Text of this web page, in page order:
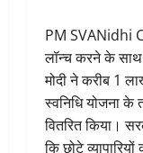
PM SVANidhi
लॉन्च करने के साथ
मोदी ने करीब 1
स्वनिधि योजना
वितरित किया।
कि छोटे